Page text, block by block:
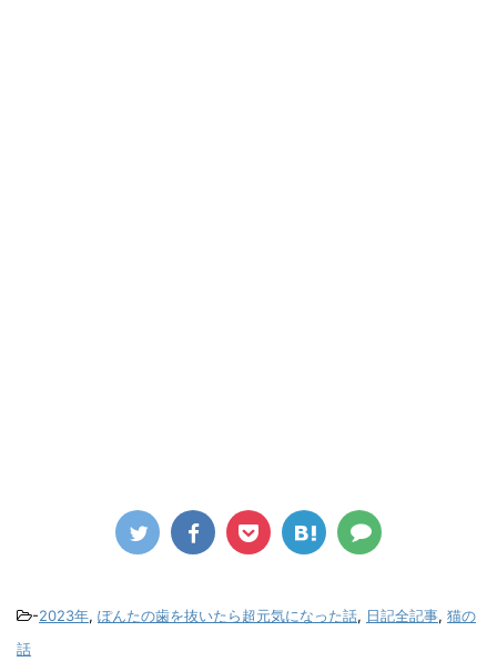
-2023年, ぽんたの歯を抜いたら超元気になった話, 日記全記事, 猫の
話